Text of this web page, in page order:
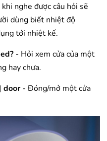
nghe được câu hỏi sẽ
dùng biết nhiệt độ
tới nhiệt kế.
- Hỏi xem cửa của một
hay chưa.
door- Đóng/mở một cửa